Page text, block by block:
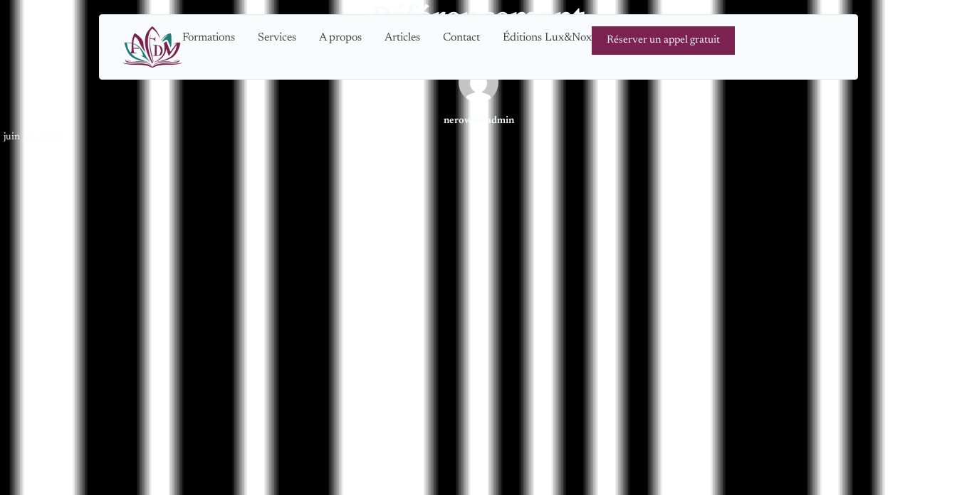
Formations Services A propos Articles Contact Éditions Lux&Nox Réserver un appel gratuit
Référencement
neroweb-admin
juin 30, 2025